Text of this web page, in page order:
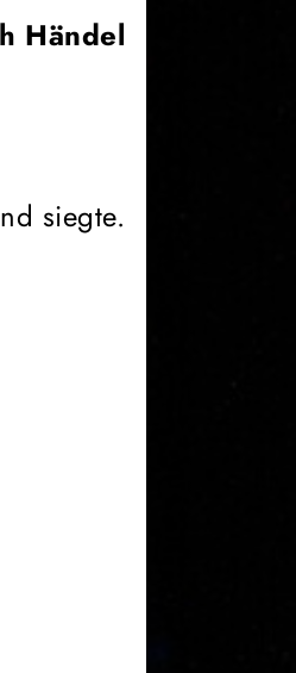
Händel
siegte.